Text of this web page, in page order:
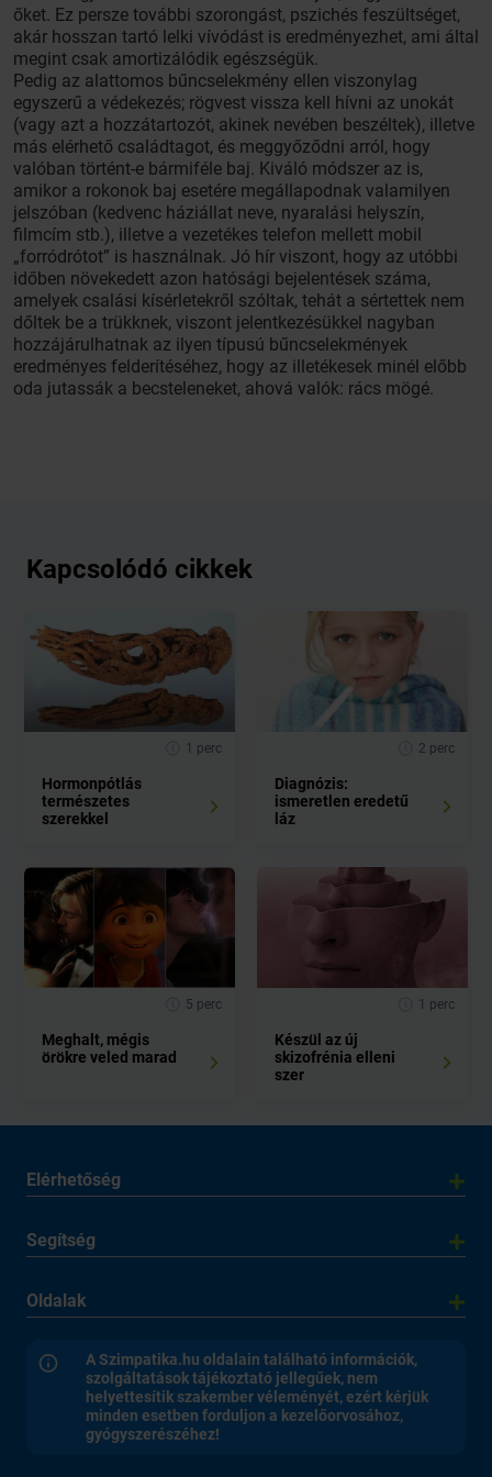
őket. Ez persze további szorongást, pszichés feszültséget,
akár hosszan tartó lelki vívódást is eredményezhet, ami által
megint csak amortizálódik egészségük.
Pedig az alattomos bűncselekmény ellen viszonylag
egyszerű a védekezés; rögvest vissza kell hívni az unokát
(vagy azt a hozzátartozót, akinek nevében beszéltek), illetve
más elérhető családtagot, és meggyőződni arról, hogy
valóban történt-e bármiféle baj. Kiváló módszer az is,
amikor a rokonok baj esetére megállapodnak valamilyen
jelszóban (kedvenc háziállat neve, nyaralási helyszín,
filmcím stb.), illetve a vezetékes telefon mellett mobil
„forródrótot” is használnak. Jó hír viszont, hogy az utóbbi
időben növekedett azon hatósági bejelentések száma,
amelyek csalási kísérletekről szóltak, tehát a sértettek nem
dőltek be a trükknek, viszont jelentkezésükkel nagyban
hozzájárulhatnak az ilyen típusú bűncselekmények
eredményes felderítéséhez, hogy az illetékesek minél előbb
oda jutassák a becsteleneket, ahová valók: rács mögé.
Kapcsolódó cikkek
1 perc
Hormonpótlás
természetes
szerekkel
2 perc
Diagnózis:
ismeretlen eredetű
láz
5 perc
Meghalt, mégis
örökre veled marad
1 perc
Készül az új
skizofrénia elleni
szer
Elérhetőség
Segítség
Oldalak
A Szimpatika.hu oldalain található információk,
szolgáltatások tájékoztató jellegűek, nem
helyettesítik szakember véleményét, ezért kérjük
minden esetben forduljon a kezelőorvosához,
gyógyszerészéhez!